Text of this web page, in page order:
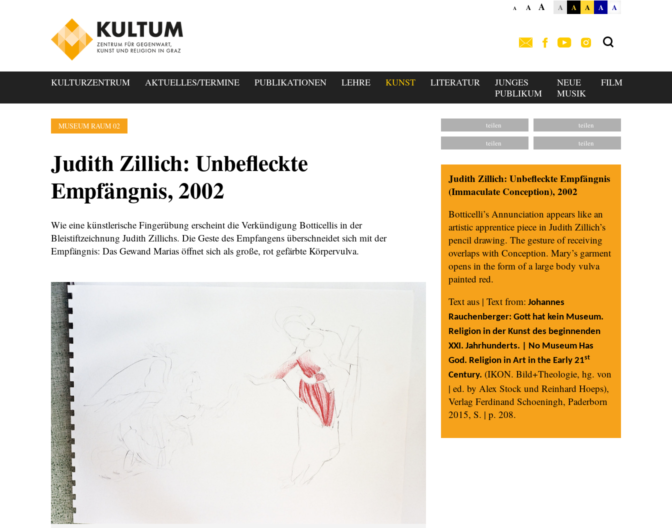
A A A A A A A A
KULTURZENTRUM AKTUELLES/TERMINE PUBLIKATIONEN LEHRE KUNST LITERATUR
JUNGES
PUBLIKUM
NEUE
MUSIK
FILM
MUSEUM RAUM 02
Judith Zillich: Unbefleckte
Empfängnis, 2002
Wie eine künstlerische Fingerübung erscheint die Verkündigung Botticellis in der
Bleistiftzeichnung Judith Zillichs. Die Geste des Empfangens überschneidet sich mit der
Empfängnis: Das Gewand Marias öffnet sich als große, rot gefärbte Körpervulva.
Judith Zillich: Unbefleckte Empfängnis
(Immaculate Conception), 2002
Botticelli’s Annunciation appears like an
artistic apprentice piece in Judith Zillich’s
pencil drawing. The gesture of receiving
overlaps with Conception. Mary’s garment
opens in the form of a large body vulva
painted red.
Text aus | Text from: Johannes
Rauchenberger: Gott hat kein Museum.
Religion in der Kunst des beginnenden
XXI. Jahrhunderts. | No Museum Has
God. Religion in Art in the Early 21st
Century. (IKON. Bild+Theologie, hg. von
| ed. by Alex Stock und Reinhard Hoeps),
Verlag Ferdinand Schoeningh, Paderborn
2015, S. | p. 208.